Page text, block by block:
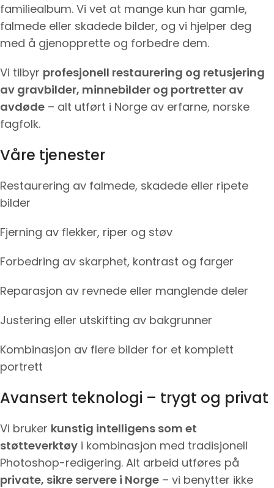
familiealbum. Vi vet at mange kun har gamle,
falmede eller skadede bilder, og vi hjelper deg
med å gjenopprette og forbedre dem.
Vi tilbyr profesjonell restaurering og retusjering
av gravbilder, minnebilder og portretter av
avdøde – alt utført i Norge av erfarne, norske
fagfolk.
Våre tjenester
Restaurering av falmede, skadede eller ripete
bilder
Fjerning av flekker, riper og støv
Forbedring av skarphet, kontrast og farger
Reparasjon av revnede eller manglende deler
Justering eller utskifting av bakgrunner
Kombinasjon av flere bilder for et komplett
portrett
Avansert teknologi – trygt og privat
Vi bruker kunstig intelligens som et
støtteverktøy i kombinasjon med tradisjonell
Photoshop-redigering. Alt arbeid utføres på
private, sikre servere i Norge – vi benytter ikke